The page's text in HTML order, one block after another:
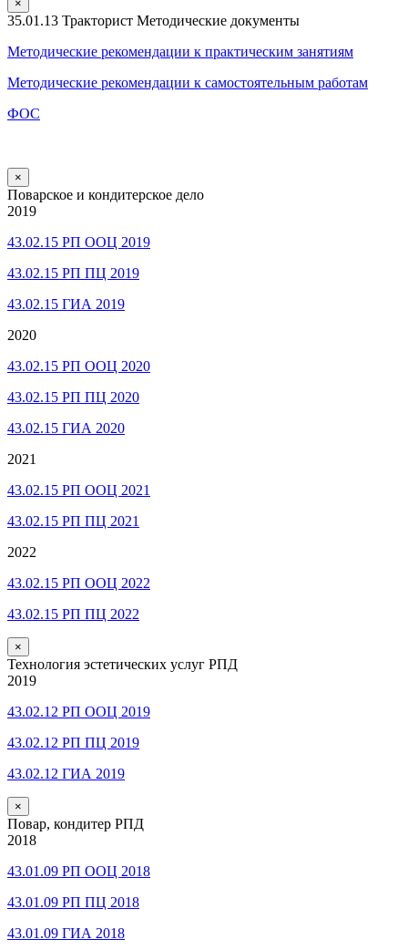
×
35.01.13 Тракторист Методические документы
Методические рекомендации к практическим занятиям
Методические рекомендации к самостоятельным работам
ФОС
×
Поварское и кондитерское дело
2019
43.02.15 РП ООЦ 2019
43.02.15 РП ПЦ 2019
43.02.15 ГИА 2019
2020
43.02.15 РП ООЦ 2020
43.02.15 РП ПЦ 2020
43.02.15 ГИА 2020
2021
43.02.15 РП ООЦ 2021
43.02.15 РП ПЦ 2021
2022
43.02.15 РП ООЦ 2022
43.02.15 РП ПЦ 2022
×
Технология эстетических услуг РПД
2019
43.02.12 РП ООЦ 2019
43.02.12 РП ПЦ 2019
43.02.12 ГИА 2019
×
Повар, кондитер РПД
2018
43.01.09 РП ООЦ 2018
43.01.09 РП ПЦ 2018
43.01.09 ГИА 2018